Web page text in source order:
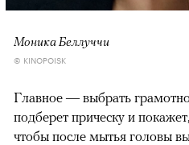
Моника Беллуччи
© KINOPOISK
Главное — выбрать
подберет прическу и
чтобы после мытья головы